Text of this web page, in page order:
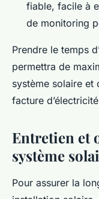
fiable, facile à
de monitoring
Prendre le temps
permettra de
système solaire et
facture
Entretien et
système
Pour assurer la